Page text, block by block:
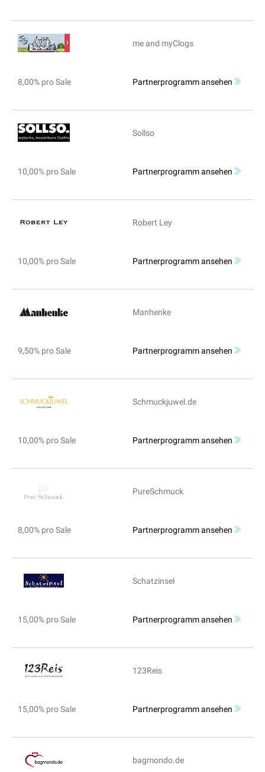
me and myClogs
8,00% pro Sale Partnerprogramm ansehen
Sollso
10,00% pro Sale Partnerprogramm ansehen
Robert Ley
10,00% pro Sale Partnerprogramm ansehen
Manhenke
9,50% pro Sale Partnerprogramm ansehen
Schmuckjuwel.de
10,00% pro Sale Partnerprogramm ansehen
PureSchmuck
8,00% pro Sale Partnerprogramm ansehen
Schatzinsel
15,00% pro Sale Partnerprogramm ansehen
123Reis
15,00% pro Sale Partnerprogramm ansehen
bagmondo.de